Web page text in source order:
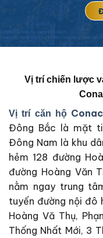
Vị trí chiến lược
Vị trí căn hộ
Đông Bắc là mặt
Đông Nam là khu
hẻm 128 đường
đường Hoàng Văn
nằm ngay trung
tuyến đường nội đô
Hoàng Vă Thụ,
Thống Nhất Mới, 3